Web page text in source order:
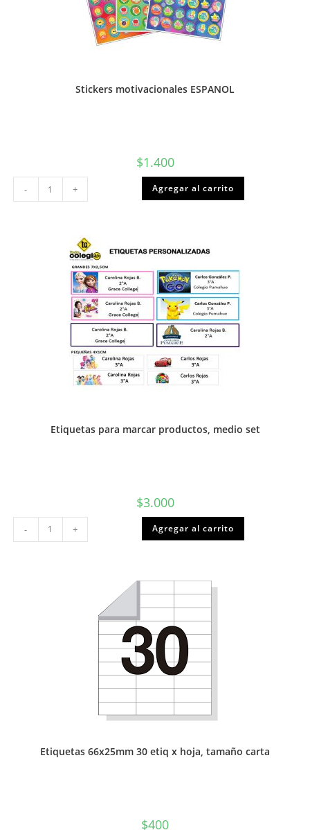
Stickers motivacionales ESPANOL
$1.400
Stickers
motivacionales
ESPANOL
- + Agregar al carrito
Etiquetas para marcar productos, medio set
$3.000
Etiquetas
para
marcar
- + Agregar al carrito
Etiquetas 66x25mm 30 etiq x hoja, tamaño carta
$400